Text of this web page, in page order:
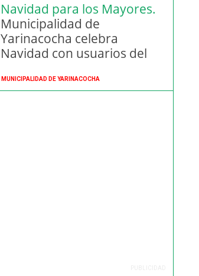
Navidad para los Mayores.
Municipalidad de
Yarinacocha celebra
Navidad con usuarios del
MUNICIPALIDAD DE YARINACOCHA